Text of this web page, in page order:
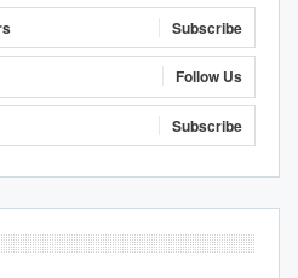
Subscribe
Follow Us
Subscribe